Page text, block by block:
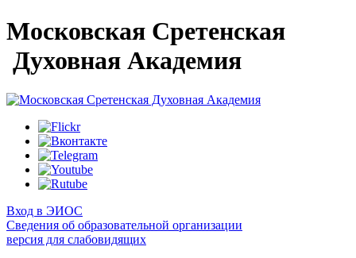
Московская Сретенская
Духовная Академия
Вход в ЭИОС
Сведения об образовательной организации
версия для слабовидящих